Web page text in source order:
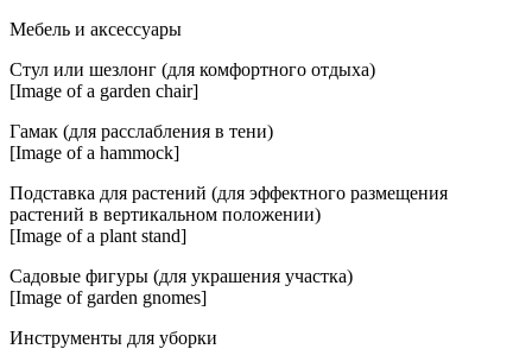
Мебель и аксессуары
Стул или шезлонг (для комфортного отдыха)
[Image of a garden chair]
Гамак (для расслабления в тени)
[Image of a hammock]
Подставка для растений (для эффектного размещения
растений в вертикальном положении)
[Image of a plant stand]
Садовые фигуры (для украшения участка)
[Image of garden gnomes]
Инструменты для уборки